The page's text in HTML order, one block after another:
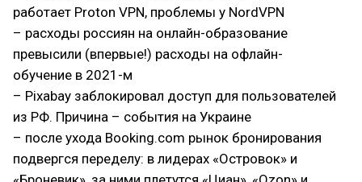
работает Proton VPN, проблемы у NordVPN
– расходы россиян на онлайн-образование
превысили (впервые!) расходы на офлайн-
обучение в 2021-м
– Pixabay заблокировал доступ для пользователей
из РФ. Причина – события на Украине
– после ухода Booking.com рынок бронирования
подвергся переделу: в лидерах «Островок» и